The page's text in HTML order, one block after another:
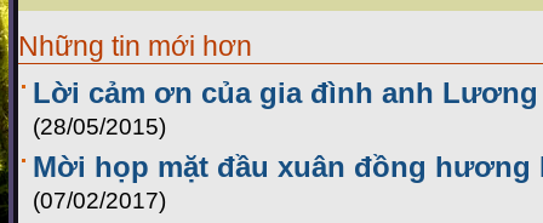
Những tin mới hơn
Lời cảm ơn của gia đình anh
(28/05/2015)
Mời họp mặt đầu xuân đồng hương
(07/02/2017)